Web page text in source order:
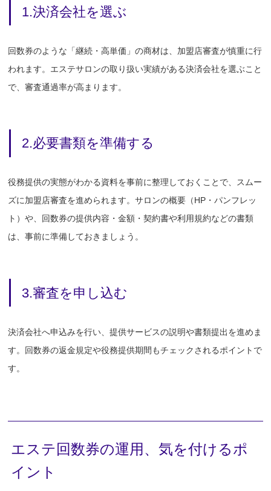
1.決済会社を選ぶ
回数券のような「継続・高単価」の商材は、加盟店審査が慎重に行
われます。エステサロンの取り扱い実績がある決済会社を選ぶこと
で、審査通過率が高まります。
2.必要書類を準備する
役務提供の実態がわかる資料を事前に整理しておくことで、スムー
ズに加盟店審査を進められます。サロンの概要（HP・パンフレッ
ト）や、回数券の提供内容・金額・契約書や利用規約などの書類
は、事前に準備しておきましょう。
3.審査を申し込む
決済会社へ申込みを行い、提供サービスの説明や書類提出を進めま
す。回数券の返金規定や役務提供期間もチェックされるポイントで
す。
エステ回数券の運用、気を付けるポ
イント